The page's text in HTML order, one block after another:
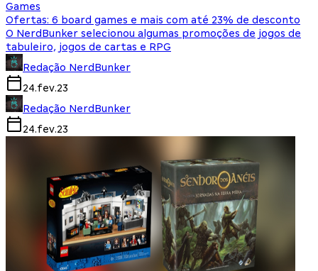
Games
Ofertas: 6 board games e mais com até 23% de desconto
O NerdBunker selecionou algumas promoções de jogos de
tabuleiro, jogos de cartas e RPG
Redação NerdBunker
24.fev.23
Redação NerdBunker
24.fev.23